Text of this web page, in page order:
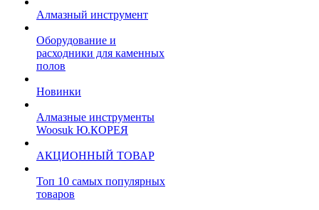
Алмазный инструмент
Оборудование и
расходники для каменных
полов
Новинки
Алмазные инструменты
Woosuk Ю.КОРЕЯ
АКЦИОННЫЙ ТОВАР
Топ 10 самых популярных
товаров